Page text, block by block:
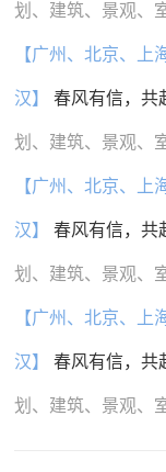
划、建筑、景观、
【广州、北京、
汉】 春风有信，共
划、建筑、景观、
【广州、北京、
汉】 春风有信，共
划、建筑、景观、
【广州、北京、
汉】 春风有信，共
划、建筑、景观、